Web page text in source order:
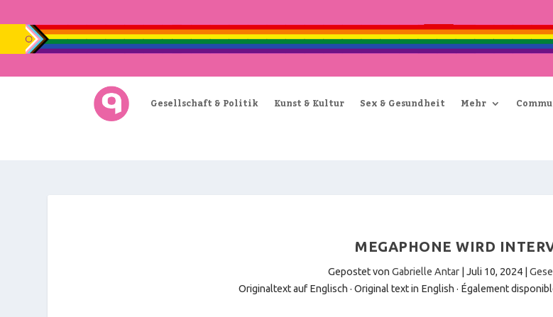
Gesellschaft & Politik Kunst & Kultur Sex & Gesundheit Mehr
MEGAPHONE WIRD
Gepostet von Gabrielle Antar| Juli 10, 2024|
Originaltext auf Englisch · Original text in English · Également